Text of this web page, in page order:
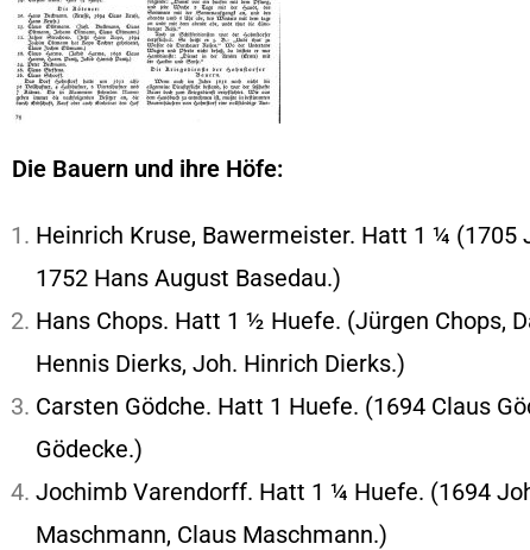
Die Bauern und ihre Höfe:
Heinrich Kruse, Bawermeister. Hatt 1 ¼ (1705
1752 Hans August Basedau.)
Hans Chops. Hatt 1 ½ Huefe. (Jürgen Chops,
Hennis Dierks, Joh. Hinrich Dierks.)
Carsten Gödche. Hatt 1 Huefe. (1694 Claus
Gödecke.)
Jochimb Varendorff. Hatt 1 ¼ Huefe. (1694
Maschmann, Claus Maschmann.)